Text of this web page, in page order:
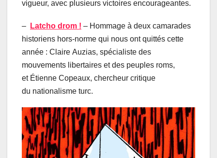
vigueur, avec plusieurs victoires encourageantes.
– Latcho drom ! – Hommage à deux camarades
historiens hors-norme qui nous ont quittés cette
année : Claire Auzias, spécialiste des
mouvements libertaires et des peuples roms,
et Étienne Copeaux, chercheur critique
du nationalisme turc.